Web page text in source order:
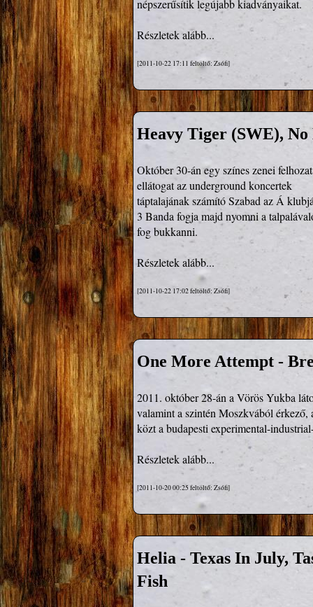
népszerűsítik legújabb kiadványaikat.
Részletek alább...
[2011-10-22 17:11 feltöltő: Zsófi]
Heavy Tiger (SWE),
Október 30-án egy színes zenei
ellátogat az underground koncertek
táptalajának számító Szabad az Á
3 Banda fogja majd nyomni a
fog bukkanni.
Részletek alább...
[2011-10-22 17:02 feltöltő: Zsófi]
One More Attempt -
2011. október 28-án a Vörös Yukba
valamint a szintén Moszkvából érkező,
közt a budapesti experimental-
Részletek alább...
[2011-10-20 00:25 feltöltő: Zsófi]
Helia - Texas In July,
Fish